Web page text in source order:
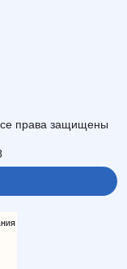
права защищены